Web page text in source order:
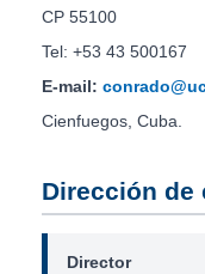
CP 55100
Tel: +53 43 500167
E-mail:
Cienfuegos, Cuba.
Dirección de
Director